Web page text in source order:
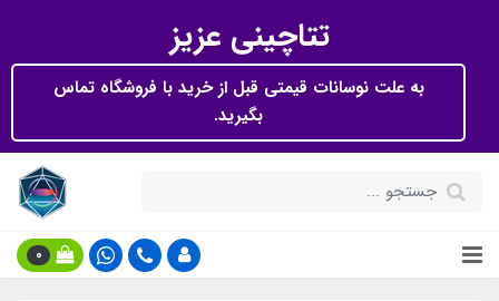
تتاچینی عزیز
به علت نوسانات قیمتی قبل از خرید با فروشگاه تماس
بگیرید.
0